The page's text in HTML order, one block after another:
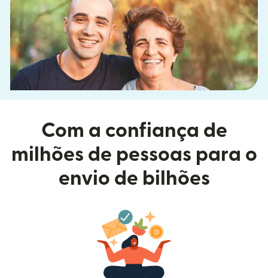
Com a confiança de
milhões de pessoas para o
envio de bilhões